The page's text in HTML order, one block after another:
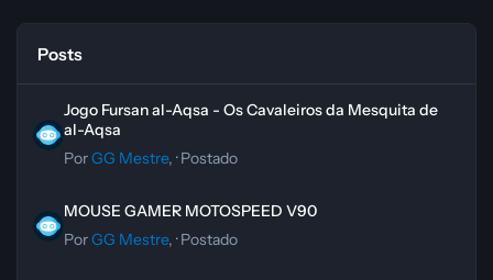
Posts
Jogo Fursan al-Aqsa - Os Cavaleiros da Mesquita de
al-Aqsa
PorGG Mestre, ·Postado
MOUSE GAMER MOTOSPEED V90
PorGG Mestre, ·Postado